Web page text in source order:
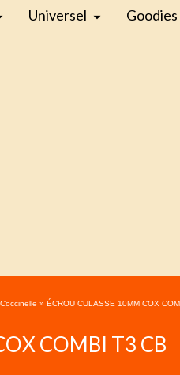
Universel Goodies
» ÉCROU CULASSE 10MM COX
COMBI T3 CB